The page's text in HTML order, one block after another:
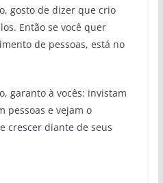
gosto de dizer que crio
Então se você quer
de pessoas, está no
garanto à vocês: invistam
pessoas e vejam o
crescer diante de seus